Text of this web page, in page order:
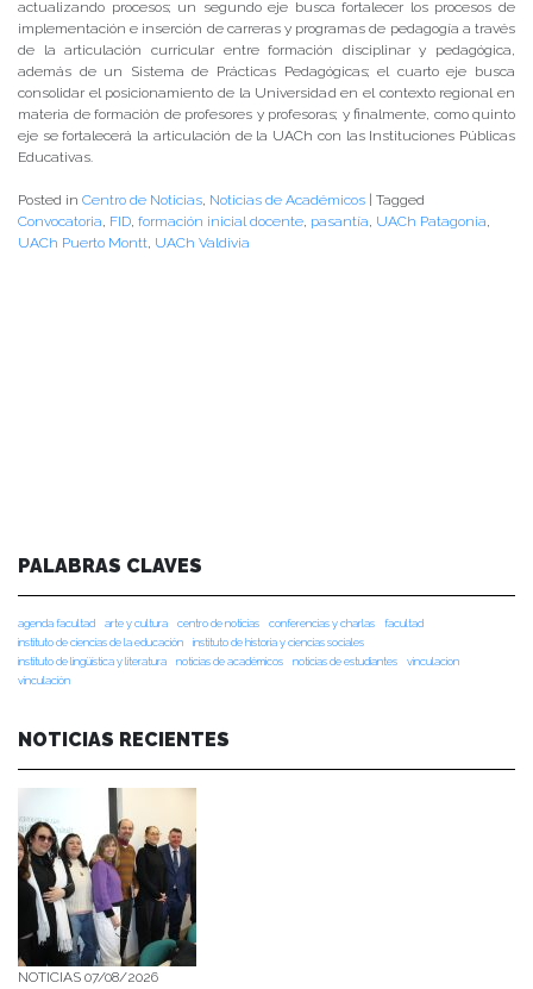
actualizando procesos; un segundo eje busca fortalecer los procesos de
implementación e inserción de carreras y programas de pedagogía a través
de la articulación curricular entre formación disciplinar y pedagógica,
además de un Sistema de Prácticas Pedagógicas; el cuarto eje busca
consolidar el posicionamiento de la Universidad en el contexto regional en
materia de formación de profesores y profesoras; y finalmente, como quinto
eje se fortalecerá la articulación de la UACh con las Instituciones Públicas
Educativas.
Posted in Centro de Noticias Noticias de Académicos | Tagged
Convocatoria FID formación inicial docente pasantía UACh Patagonia
UACh Puerto Montt UACh Valdivia
PALABRAS CLAVES
agenda facultad arte y cultura centro de noticias conferencias y charlas
facultad
instituto de ciencias de la educación
instituto de historia y ciencias sociales
instituto de lingüística y literatura
noticias de académicos noticias de estudiantes
vinculacion
vinculación
NOTICIAS RECIENTES
NOTICIAS 07/08/2026